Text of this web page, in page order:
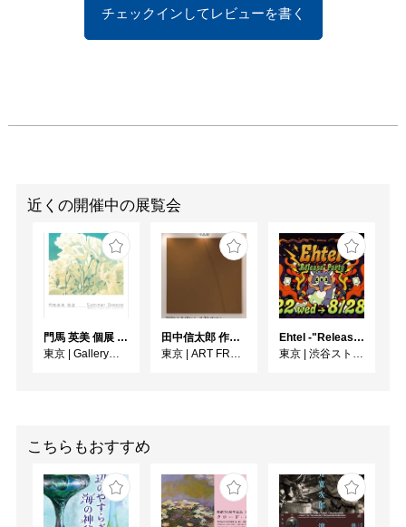
チェックインしてレビューを書く
近くの開催中の展覧会
門馬 英美 個展 Summer Breeze
東京
Gallery子の星
田中信太郎 作品展
東京
ART FRONT GALLERY
Ehtel -"Release" Party
東京
渋谷ストリームホール
こちらもおすすめ